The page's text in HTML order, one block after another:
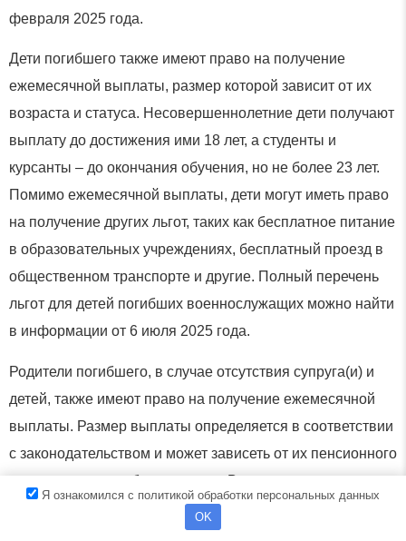
февраля 2025 года.
Дети погибшего также имеют право на получение
ежемесячной выплаты, размер которой зависит от их
возраста и статуса. Несовершеннолетние дети получают
выплату до достижения ими 18 лет, а студенты и
курсанты – до окончания обучения, но не более 23 лет.
Помимо ежемесячной выплаты, дети могут иметь право
на получение других льгот, таких как бесплатное питание
в образовательных учреждениях, бесплатный проезд в
общественном транспорте и другие. Полный перечень
льгот для детей погибших военнослужащих можно найти
в информации от 6 июля 2025 года.
Родители погибшего, в случае отсутствия супруга(и) и
детей, также имеют право на получение ежемесячной
выплаты. Размер выплаты определяется в соответствии
с законодательством и может зависеть от их пенсионного
статуса и других обстоятельств. Важно отметить, что для
подтверждения отсутствия супруга(и) и детей
необходимо предоставить соответствующие документы.
Я ознакомился с политикой обработки персональных данных
OK